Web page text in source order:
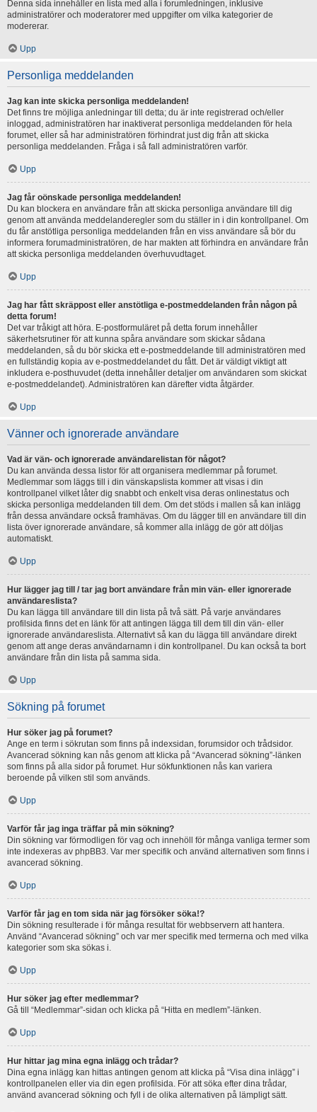
Denna sida innehåller en lista med alla i forumledningen, inklusive
administratörer och moderatorer med uppgifter om vilka kategorier de
modererar.
Upp
Personliga meddelanden
Jag kan inte skicka personliga meddelanden!
Det finns tre möjliga anledningar till detta; du är inte registrerad och/eller
inloggad, administratören har inaktiverat personliga meddelanden för hela
forumet, eller så har administratören förhindrat just dig från att skicka
personliga meddelanden. Fråga i så fall administratören varför.
Upp
Jag får oönskade personliga meddelanden!
Du kan blockera en användare från att skicka personliga användare till dig
genom att använda meddelanderegler som du ställer in i din kontrollpanel. Om
du får anstötliga personliga meddelanden från en viss användare så bör du
informera forumadministratören, de har makten att förhindra en användare från
att skicka personliga meddelanden överhuvudtaget.
Upp
Jag har fått skräppost eller anstötliga e-postmeddelanden från någon på
detta forum!
Det var tråkigt att höra. E-postformuläret på detta forum innehåller
säkerhetsrutiner för att kunna spåra användare som skickar sådana
meddelanden, så du bör skicka ett e-postmeddelande till administratören med
en fullständig kopia av e-postmeddelandet du fått. Det är väldigt viktigt att
inkludera e-posthuvudet (detta innehåller detaljer om användaren som skickat
e-postmeddelandet). Administratören kan därefter vidta åtgärder.
Upp
Vänner och ignorerade användare
Vad är vän- och ignorerade användarelistan för något?
Du kan använda dessa listor för att organisera medlemmar på forumet.
Medlemmar som läggs till i din vänskapslista kommer att visas i din
kontrollpanel vilket låter dig snabbt och enkelt visa deras onlinestatus och
skicka personliga meddelanden till dem. Om det stöds i mallen så kan inlägg
från dessa användare också framhävas. Om du lägger till en användare till din
lista över ignorerade användare, så kommer alla inlägg de gör att döljas
automatiskt.
Upp
Hur lägger jag till / tar jag bort användare från min vän- eller ignorerade
användareslista?
Du kan lägga till användare till din lista på två sätt. På varje användares
profilsida finns det en länk för att antingen lägga till dem till din vän- eller
ignorerade användareslista. Alternativt så kan du lägga till användare direkt
genom att ange deras användarnamn i din kontrollpanel. Du kan också ta bort
användare från din lista på samma sida.
Upp
Sökning på forumet
Hur söker jag på forumet?
Ange en term i sökrutan som finns på indexsidan, forumsidor och trådsidor.
Avancerad sökning kan nås genom att klicka på “Avancerad sökning”-länken
som finns på alla sidor på forumet. Hur sökfunktionen nås kan variera
beroende på vilken stil som används.
Upp
Varför får jag inga träffar på min sökning?
Din sökning var förmodligen för vag och innehöll för många vanliga termer som
inte indexeras av phpBB3. Var mer specifik och använd alternativen som finns i
avancerad sökning.
Upp
Varför får jag en tom sida när jag försöker söka!?
Din sökning resulterade i för många resultat för webbservern att hantera.
Använd “Avancerad sökning” och var mer specifik med termerna och med vilka
kategorier som ska sökas i.
Upp
Hur söker jag efter medlemmar?
Gå till “Medlemmar”-sidan och klicka på “Hitta en medlem”-länken.
Upp
Hur hittar jag mina egna inlägg och trådar?
Dina egna inlägg kan hittas antingen genom att klicka på “Visa dina inlägg” i
kontrollpanelen eller via din egen profilsida. För att söka efter dina trådar,
använd avancerad sökning och fyll i de olika alternativen på lämpligt sätt.